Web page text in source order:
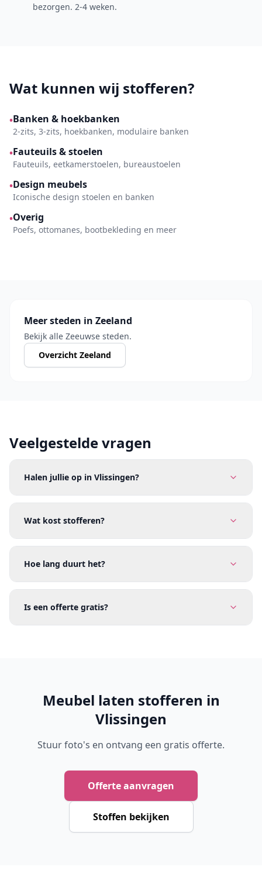
bezorgen. 2-4 weken.
Wat kunnen wij stofferen?
•Banken & hoekbanken
2-zits, 3-zits, hoekbanken, modulaire banken
•Fauteuils & stoelen
Fauteuils, eetkamerstoelen, bureaustoelen
•Design meubels
Iconische design stoelen en banken
•Overig
Poefs, ottomanes, bootbekleding en meer
Meer steden in Zeeland
Bekijk alle Zeeuwse steden.
Overzicht Zeeland
Veelgestelde vragen
Halen jullie op in Vlissingen?
Wat kost stofferen?
Hoe lang duurt het?
Is een offerte gratis?
Meubel laten stofferen in
Vlissingen
Stuur foto's en ontvang een gratis offerte.
Offerte aanvragen
Stoffen bekijken